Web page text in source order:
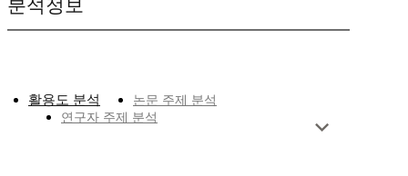
분석정보
활용도 분석
논문 주제 분석
연구자 주제 분석